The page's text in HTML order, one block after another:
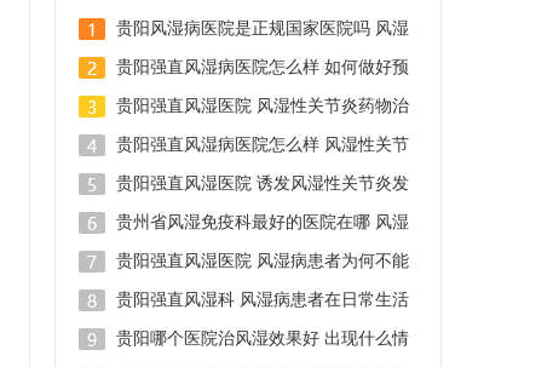
贵阳风湿病医院是正规国家医院吗 风湿
贵阳强直风湿病医院怎么样 如何做好预
贵阳强直风湿医院 风湿性关节炎药物治
贵阳强直风湿病医院怎么样 风湿性关节
贵阳强直风湿医院 诱发风湿性关节炎发
贵州省风湿免疫科最好的医院在哪 风湿
贵阳强直风湿医院 风湿病患者为何不能
贵阳强直风湿科 风湿病患者在日常生活
贵阳哪个医院治风湿效果好 出现什么情